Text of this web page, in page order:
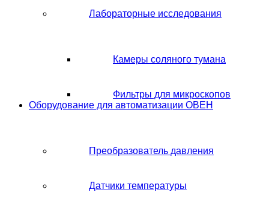
Лабораторные исследования
Камеры соляного тумана
Фильтры для микроскопов
Оборудование для автоматизации ОВЕН
Преобразователь давления
Датчики температуры